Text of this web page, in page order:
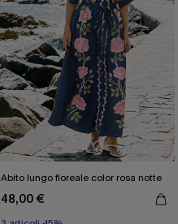
Abito lungo floreale color rosa notte
48,00 €